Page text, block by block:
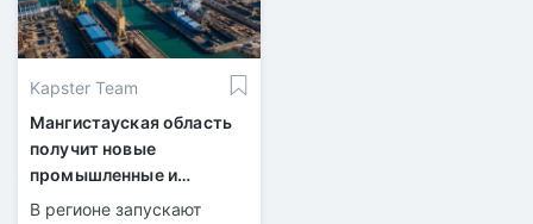
Kapster Team
Мангистауская область
получит новые
промышленные и
логистические объекты
В регионе запускают